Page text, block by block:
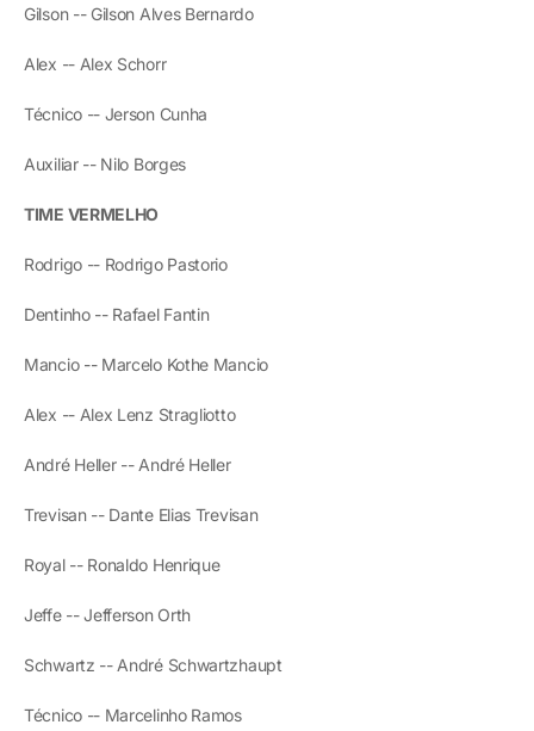
Gilson -- Gilson Alves Bernardo
Alex -- Alex Schorr
Técnico -- Jerson Cunha
Auxiliar -- Nilo Borges
TIME VERMELHO
Rodrigo -- Rodrigo Pastorio
Dentinho -- Rafael Fantin
Mancio -- Marcelo Kothe Mancio
Alex -- Alex Lenz Stragliotto
André Heller -- André Heller
Trevisan -- Dante Elias Trevisan
Royal -- Ronaldo Henrique
Jeffe -- Jefferson Orth
Schwartz -- André Schwartzhaupt
Técnico -- Marcelinho Ramos